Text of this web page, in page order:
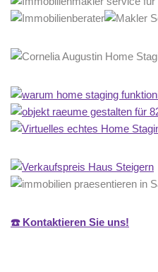
☎️ Kontaktieren Sie uns!